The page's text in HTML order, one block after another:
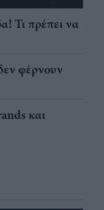
Τι πρέπει να
φέρνουν
και